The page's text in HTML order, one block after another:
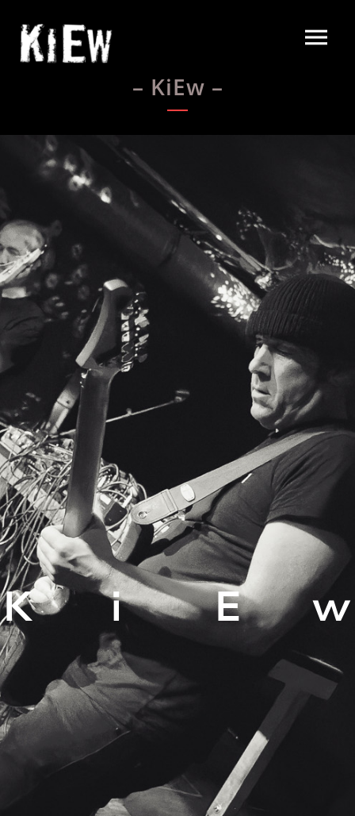
– KiEw –
K i E w